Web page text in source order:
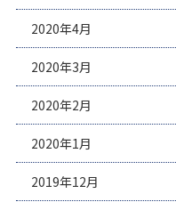
2020年4月
2020年3月
2020年2月
2020年1月
2019年12月